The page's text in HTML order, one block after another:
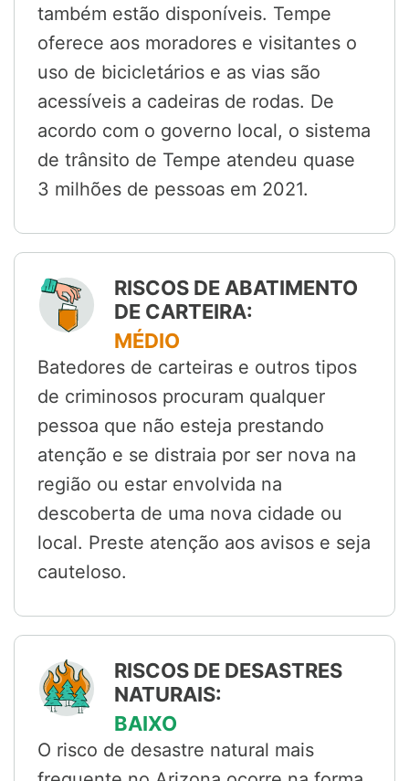
também estão disponíveis. Tempe
oferece aos moradores e visitantes o
uso de bicicletários e as vias são
acessíveis a cadeiras de rodas. De
acordo com o governo local, o sistema
de trânsito de Tempe atendeu quase
3 milhões de pessoas em 2021.
RISCOS DE ABATIMENTO
DE CARTEIRA:
MÉDIO
Batedores de carteiras e outros tipos
de criminosos procuram qualquer
pessoa que não esteja prestando
atenção e se distraia por ser nova na
região ou estar envolvida na
descoberta de uma nova cidade ou
local. Preste atenção aos avisos e seja
cauteloso.
RISCOS DE DESASTRES
NATURAIS:
BAIXO
O risco de desastre natural mais